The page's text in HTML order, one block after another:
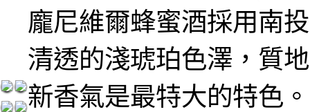
龐尼維爾蜂蜜酒採用南
清透的淺琥珀色澤，質
新香氣是最特大的特色